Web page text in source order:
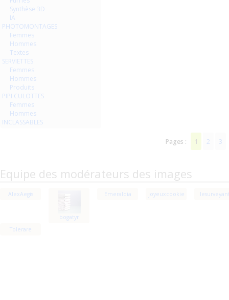
Synthèse 3D
IA
PHOTOMONTAGES
Femmes
Hommes
Textes
SERVIETTES
Femmes
Hommes
Produits
PIPI CULOTTES
Femmes
Hommes
INCLASSABLES
Pages : 1 2 3
Equipe des modérateurs des images
AlexAegis
bogatyr
Emeraldia joyeuxcookie
Tolerare